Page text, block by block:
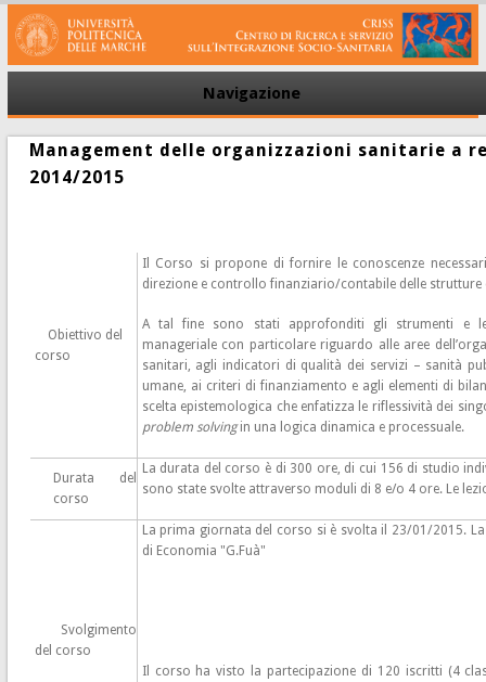
Navigazione
Management delle organizzazioni sanitarie a
2014/2015
Obiettivo del
corso
Il Corso si propone di fornire le conoscenze
direzione e controllo finanziario/contabile delle strutture
A tal fine sono stati approfonditi gli strumenti e
manageriale con particolare riguardo alle aree
sanitari, agli indicatori di qualità dei servizi – sanità
umane, ai criteri di finanziamento e agli elementi di
scelta epistemologica che enfatizza le riflessività dei
problem solvingin una logica dinamica e processuale.
Durata del
corso
La durata del corso è di 300 ore, di cui 156 di studio
sono state svolte attraverso moduli di 8 e/o 4 ore. Le
Svolgimento
del corso
La prima giornata del corso si è svolta il 23/01/2015.
di Economia "G.Fuà"
Il corso ha visto la partecipazione di 120 iscritti (4